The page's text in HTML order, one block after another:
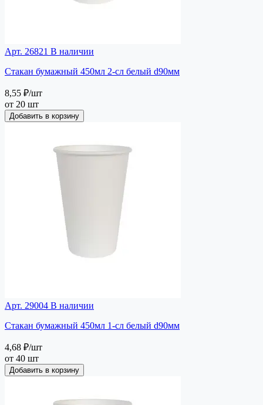
Арт. 26821 В наличии
Стакан бумажный 450мл 2-сл белый d90мм
8,55 ₽/шт
от 20 шт
Добавить в корзину
Арт. 29004 В наличии
Стакан бумажный 450мл 1-сл белый d90мм
4,68 ₽/шт
от 40 шт
Добавить в корзину